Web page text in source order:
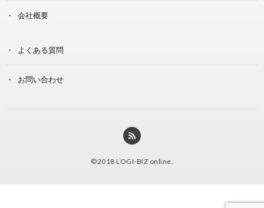
会社概要
よくある質問
お問い合わせ
©2018 LOGI-BIZ online.